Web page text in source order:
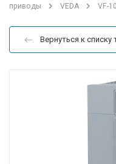
приводы
VEDA VF-
Вернуться к списку